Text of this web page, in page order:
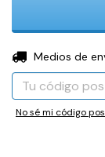
Entregas para el
Medios de
No sé mi código